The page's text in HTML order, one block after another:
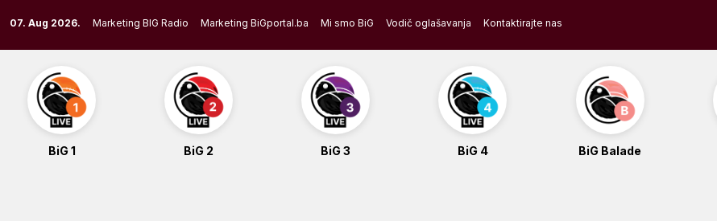
to
content
07. Aug 2026. Marketing BIG Radio Marketing BiGportal.ba Mi smo BiG Vodič oglašavanja Kontaktirajte nas
BiG 1 BiG 2 BiG 3 BiG 4 BiG Balade